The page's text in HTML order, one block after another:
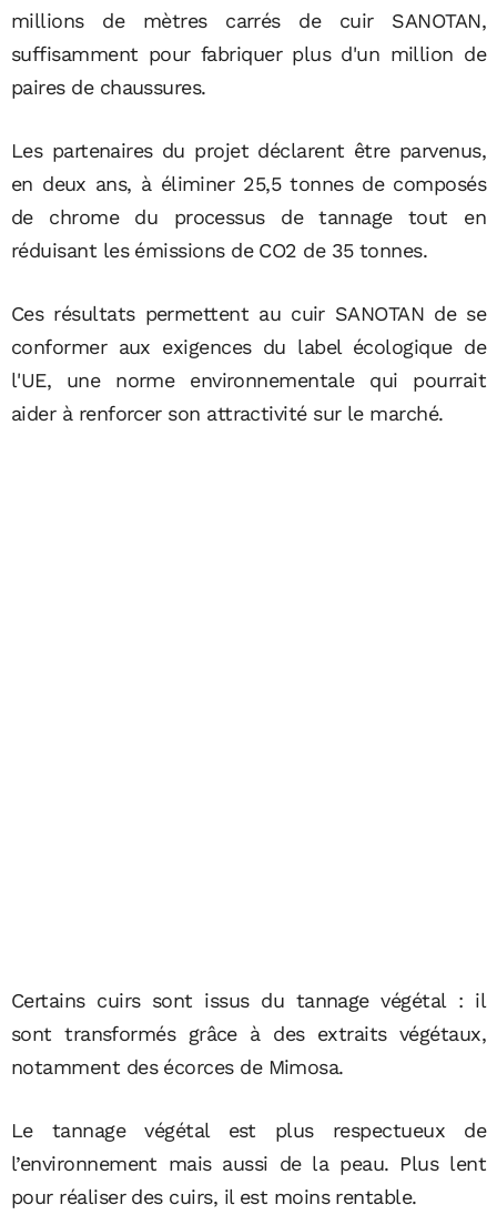
millions de mètres carrés de cuir SANOTAN,
suffisamment pour fabriquer plus d'un million de
paires de chaussures.
Les partenaires du projet déclarent être parvenus,
en deux ans, à éliminer 25,5 tonnes de composés
de chrome du processus de tannage tout en
réduisant les émissions de CO2 de 35 tonnes.
Ces résultats permettent au cuir SANOTAN de se
conformer aux exigences du label écologique de
l'UE, une norme environnementale qui pourrait
aider à renforcer son attractivité sur le marché.
Certains cuirs sont issus du tannage végétal : il
sont transformés grâce à des extraits végétaux,
notamment des écorces de Mimosa.
Le tannage végétal est plus respectueux de
l’environnement mais aussi de la peau. Plus lent
pour réaliser des cuirs, il est moins rentable.